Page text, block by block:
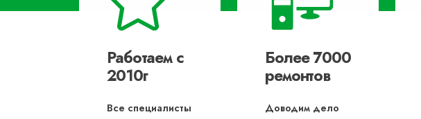
Работаем с
2010г
Все специалисты
Более 7000
ремонтов
Доводим дело